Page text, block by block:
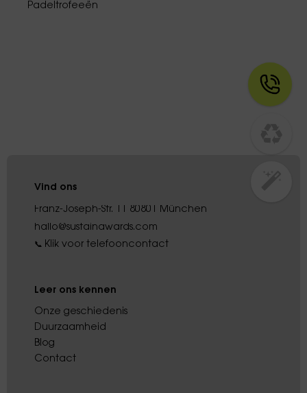
Padeltrofeeën
Vind ons
Franz-Joseph-Str. 11 80801 München
hallo@sustainawards.com
📞 Klik voor telefooncontact
Leer ons kennen
Onze geschiedenis
Duurzaamheid
Blog
Contact